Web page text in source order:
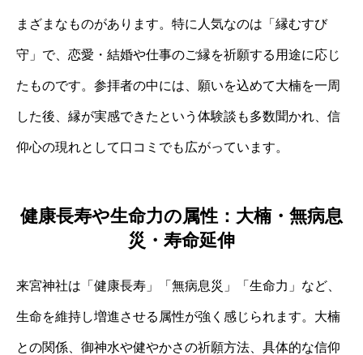
まざまなものがあります。特に人気なのは「縁むすび
守」で、恋愛・結婚や仕事のご縁を祈願する用途に応じ
たものです。参拝者の中には、願いを込めて大楠を一周
した後、縁が実感できたという体験談も多数聞かれ、信
仰心の現れとして口コミでも広がっています。
健康長寿や生命力の属性：大楠・無病息
災・寿命延伸
来宮神社は「健康長寿」「無病息災」「生命力」など、
生命を維持し増進させる属性が強く感じられます。大楠
との関係、御神水や健やかさの祈願方法、具体的な信仰